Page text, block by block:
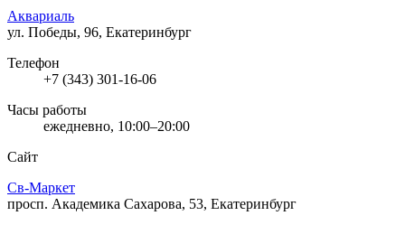
Аквариаль
ул. Победы, 96, Екатеринбург
Телефон
+7 (343) 301-16-06
Часы работы
ежедневно, 10:00–20:00
Сайт
Св-Маркет
просп. Академика Сахарова, 53, Екатеринбург